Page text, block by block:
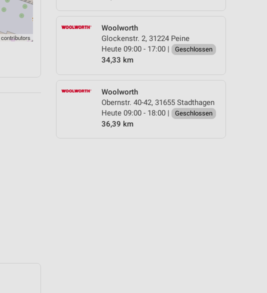
Woolworth
Glockenstr. 2, 31224 Peine
Heute 09:00 - 17:00 |
Geschlossen
34,33 km
Woolworth
Obernstr. 40-42, 31655 Stadthagen
Heute 09:00 - 18:00 |
Geschlossen
36,39 km
contributors